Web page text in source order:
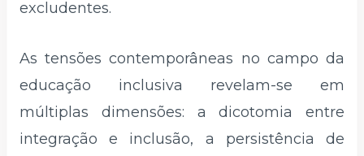
excludentes.
As tensões contemporâneas no campo da
educação inclusiva revelam-se em
múltiplas dimensões: a dicotomia entre
integração e inclusão, a persistência de